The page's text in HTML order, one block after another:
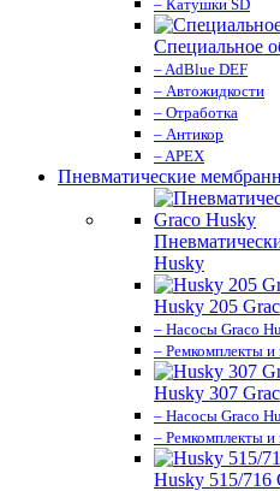
– Катушки SD
Специальное
– AdBlue DEF
– Автожидкости
– Отработка
– Антикор
– APEX
Пневматические
Husky
Husky 205
– Насосы Graco
– Ремкомплекты и
Husky 307
– Насосы Graco
– Ремкомплекты и
Husky 515/716